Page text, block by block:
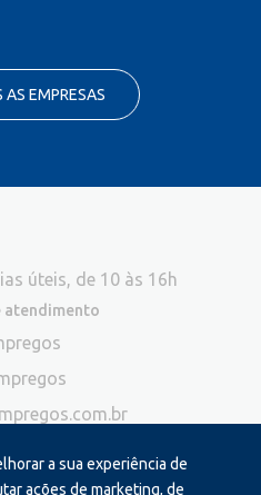
EMPRESAS
a sua experiência de
ações de marketing, de
úteis, de 10 às 16h
atendimento